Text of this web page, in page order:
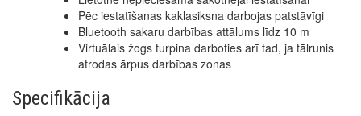
Pēc iestatīšanas kaklasiksna darbojas patstāvīgi
Bluetooth sakaru darbības attālums līdz 10 m
Virtuālais žogs turpina darboties arī tad, ja tālrunis
atrodas ārpus darbības zonas
Specifikācija